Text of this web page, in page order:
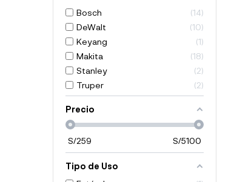
Bosch
14
DeWalt
10
Keyang
1
Makita
18
Stanley
2
Truper
2
Precio
S/259 S/5100
Tipo de Uso